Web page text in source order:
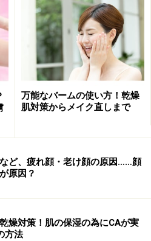
こし始めているとき、ひび割
しまているときなどは、外部
に敏感になってしまっていま
ない刺激でも、弱っている肌
さらに症状を悪化させること
めに刺激から手を守ってあげ
掃除をするときは必ずゴム手
も綿や絹の手袋で手を守って
しっとりツルツルだったエス
万能なバームの使い方！乾燥
肌対策からメイク直しまで
ど、疲れ顔・老け顔の原因……顔
原因？
燥対策！肌の保湿の為にCAが実
方法